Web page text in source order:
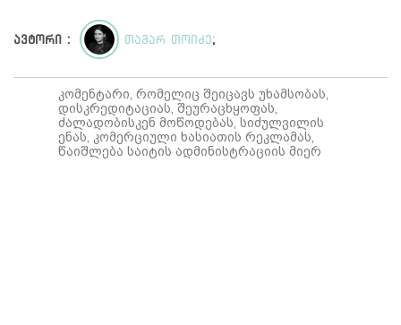
ავტორი : თამარ თოიძე ;
კომენტარი, რომელიც შეიცავს უხამსობას,
დისკრედიტაციას, შეურაცხყოფას,
ძალადობისკენ მოწოდებას, სიძულვილის
ენას, კომერციული ხასიათის რეკლამას,
წაიშლება საიტის ადმინისტრაციის მიერ